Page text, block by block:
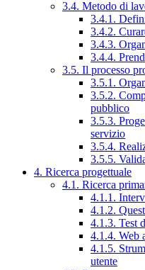
3.4. Metodo di
3.4.1.
3.4.2.
3.4.3.
3.4.4.
3.5. Il processo
3.5.1.
3.5.2.
pubblico
3.5.3.
servizio
3.5.4.
3.5.5.
4. Ricerca progettuale
4.1. Ricerca
4.1.1.
4.1.2.
4.1.3. Test
4.1.4. Web
4.1.5.
utente